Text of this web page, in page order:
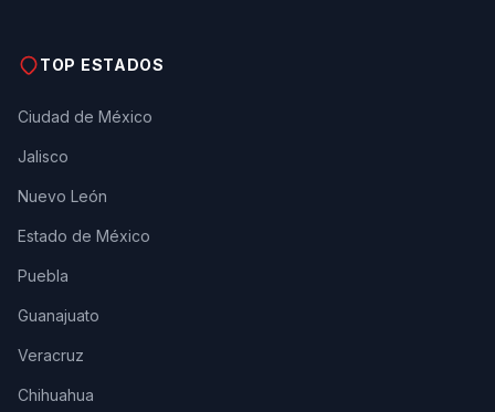
TOP ESTADOS
Ciudad de México
Jalisco
Nuevo León
Estado de México
Puebla
Guanajuato
Veracruz
Chihuahua